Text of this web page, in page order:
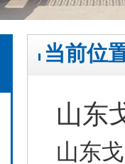
当前位
山东
山东